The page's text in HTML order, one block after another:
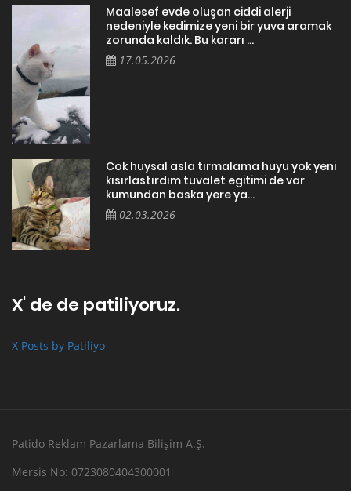
Maalesef evde oluşan ciddi alerji
nedeniyle kedimize yeni bir yuva aramak
zorunda kaldık. Bu kararı ...
17.05.2026
Cok huysal asla tırmalama huyu yok yeni
kısırlastırdım tuvalet egitimi de var
kumundan baska yere ya...
02.03.2026
X' de de patiliyoruz.
X Posts by Patiliyo
Patido Reklam Pazarlama Bilişim A.Ş.
Mersis No: 0723080404300001